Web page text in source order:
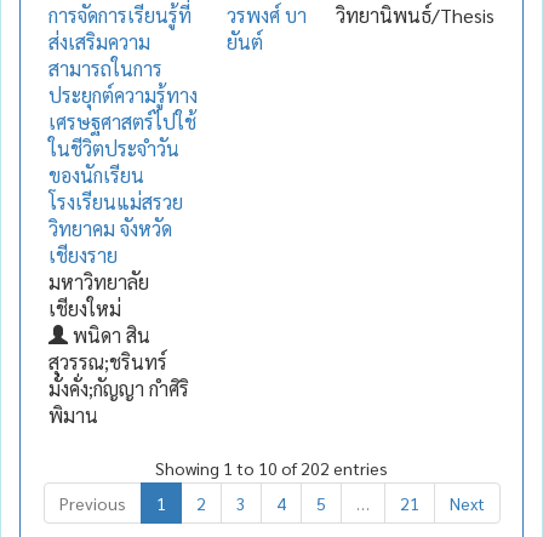
การจัดการเรียนรู้ที่
ส่งเสริมความ
สามารถในการ
ประยุกต์ความรู้ทาง
เศรษฐศาสตร์ไปใช้
ในชีวิตประจำวัน
ของนักเรียน
โรงเรียนแม่สรวย
วิทยาคม จังหวัด
เชียงราย
มหาวิทยาลัย
เชียงใหม่
พนิดา สิน
สุวรรณ;ชรินทร์
มั่งคั่ง;กัญญา กำศิริ
พิมาน
วรพงศ์ บา
ยันต์
วิทยานิพนธ์/Thesis
Showing 1 to 10 of 202 entries
Previous
1 2 3 4 5 21 Next